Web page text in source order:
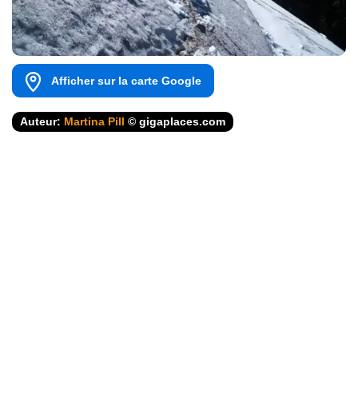
Afficher sur la carte Google
Auteur: Martina Pill © gigaplaces.com